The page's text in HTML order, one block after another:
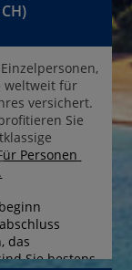
weltweit für
versichert.
Sie
ür Personen
das
Sie bestens